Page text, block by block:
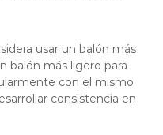
usar un balón más
balón más ligero para
con el mismo
consistencia en